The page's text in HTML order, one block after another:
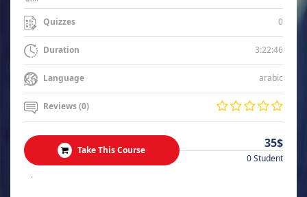
Quizzes 0
Duration 3:22:46
Language arabic
Reviews (0)
Take This Course 35$
0 Student
.